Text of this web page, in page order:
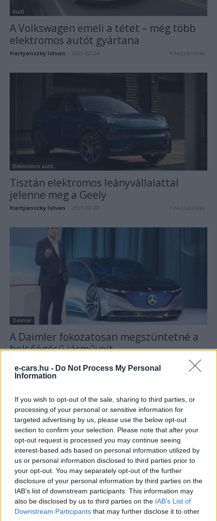
e-cars.hu - Do Not Process My Personal
Information
If you wish to opt-out of the sale, sharing to third parties, or
processing of your personal or sensitive information for
targeted advertising by us, please use the below opt-out
section to confirm your selection. Please note that after your
opt-out request is processed you may continue seeing
interest-based ads based on personal information utilized by
us or personal information disclosed to third parties prior to
your opt-out. You may separately opt-out of the further
disclosure of your personal information by third parties on the
IAB’s list of downstream participants. This information may
also be disclosed by us to third parties on the IAB’s List of
Downstream Participants that may further disclose it to other
Audi
A Volkswagen emeli a tétet – még több
elektromos autót gyártana
Hartyanszky Istvan 2021-02-24 4 hozzászólás
Elektromos autó
Tisztán elektromos leányvállalattal
jelenne meg a Geely
Hartyanszky Istvan 2021-02-20 1 hozzászólás
Daimler
A Daimler fokozatosan megszüntetné a
belsőégésű járműveit
15 hozzászólás
Elektromos autó
Hatalmas az érdeklődés az 1600 km
hatótávú Aptera iránt
Hartyanszky Istvan - 2021-02-20